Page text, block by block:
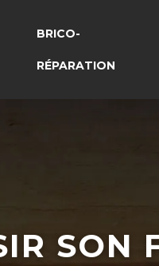
BRICO-
RÉPARATION
SON